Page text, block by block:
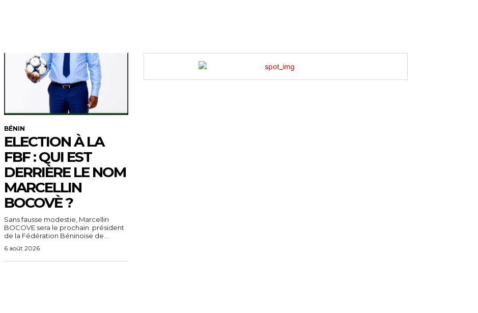
BÉNIN
ELECTION À LA
FBF : QUI EST
DERRIÈRE LE NOM
MARCELLIN
BOCOVÈ ?
Sans fausse modestie, Marcellin
BOCOVE sera le prochain président
de la Fédération Béninoise de...
6 août 2026